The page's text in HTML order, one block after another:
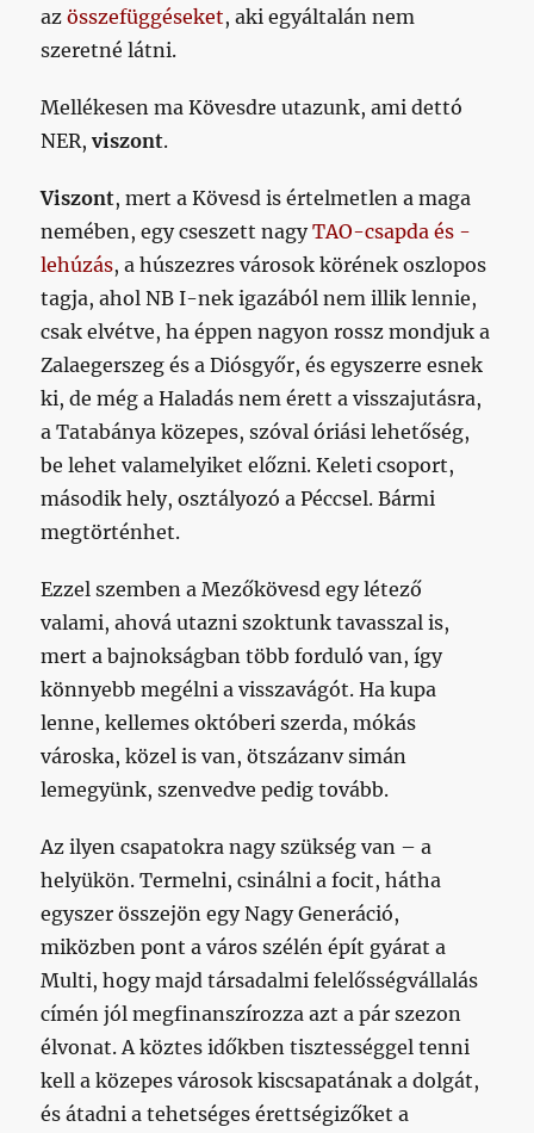
azösszefüggéseket, aki egyáltalán nem
szeretné látni.
Mellékesen ma Kövesdre utazunk, ami dettó
NER,viszont.
Viszont, mert a Kövesd is értelmetlen a maga
nemében, egy cseszett nagyTAO-csapda és -
lehúzás, a húszezres városok körének oszlopos
tagja, ahol NB I-nek igazából nem illik lennie,
csak elvétve, ha éppen nagyon rossz mondjuk a
Zalaegerszeg és a Diósgyőr, és egyszerre esnek
ki, de még a Haladás nem érett a visszajutásra,
a Tatabánya közepes, szóval óriási lehetőség,
be lehet valamelyiket előzni. Keleti csoport,
második hely, osztályozó a Péccsel. Bármi
megtörténhet.
Ezzel szemben a Mezőkövesd egy létező
valami, ahová utazni szoktunk tavasszal is,
mert a bajnokságban több forduló van, így
könnyebb megélni a visszavágót. Ha kupa
lenne, kellemes októberi szerda, mókás
városka, közel is van, ötszázanv simán
lemegyünk, szenvedve pedig tovább.
Az ilyen csapatokra nagy szükség van – a
helyükön. Termelni, csinálni a focit, hátha
egyszer összejön egy Nagy Generáció,
miközben pont a város szélén épít gyárat a
Multi, hogy majd társadalmi felelősségvállalás
címén jól megfinanszírozza azt a pár szezon
élvonat. A köztes időkben tisztességgel tenni
kell a közepes városok kiscsapatának a dolgát,
és átadni a tehetséges érettségizőket a